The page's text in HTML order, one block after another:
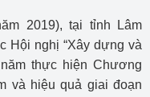
2019), tại tỉnh Lâm
Hội nghị “Xây dựng và
thực hiện Chương
và hiệu quả giai đoạn